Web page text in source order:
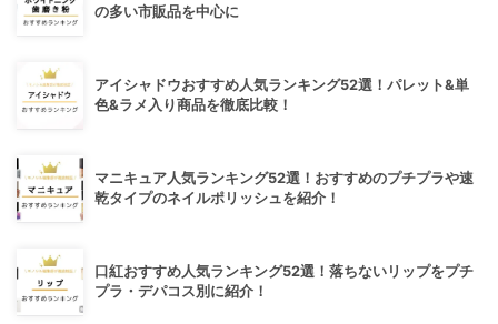
の多い市販品を中心に
アイシャドウおすすめ人気ランキング52選！パレット&単
色&ラメ入り商品を徹底比較！
マニキュア人気ランキング52選！おすすめのプチプラや速
乾タイプのネイルポリッシュを紹介！
口紅おすすめ人気ランキング52選！落ちないリップをプチ
プラ・デパコス別に紹介！